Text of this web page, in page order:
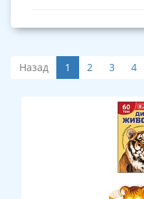
Назад 1 2 3 4